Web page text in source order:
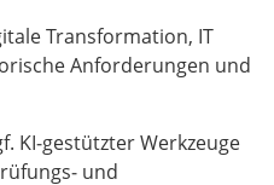
Transformation, IT
Anforderungen und
KI‑gestützter Werkzeuge
und